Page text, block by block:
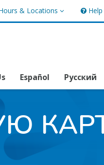
& Locations
& Locations Help
Help
Español Русский